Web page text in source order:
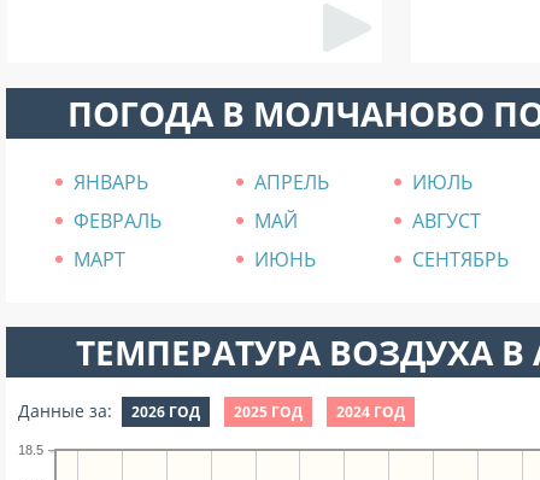
ПОГОДА В МОЛЧАНОВО
ЯНВАРЬ АПРЕЛЬ
ИЮЛЬ
ФЕВРАЛЬ
МАЙ
АВГУСТ
МАРТ
ИЮНЬ СЕНТЯБРЬ
ТЕМПЕРАТУРА ВОЗДУХА В
Данные за: 2026 ГОД 2025 ГОД 2024 ГОД
18.5